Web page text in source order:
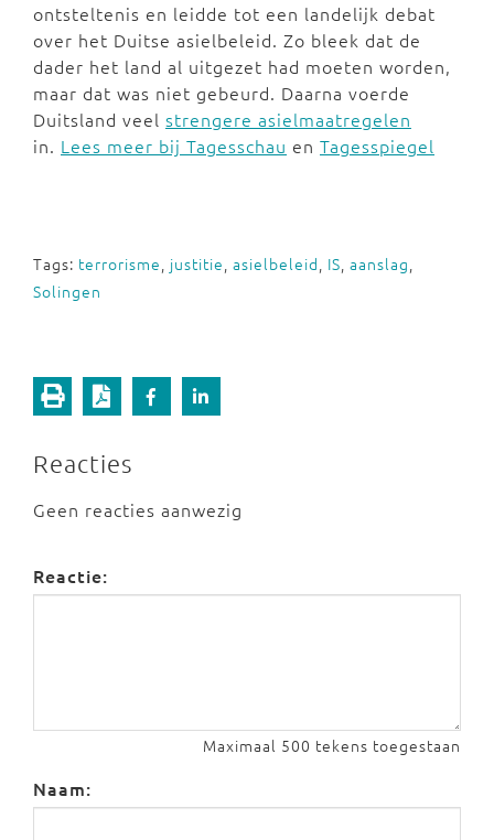
ontsteltenis en leidde tot een landelijk debat
over het Duitse asielbeleid. Zo bleek dat de
dader het land al uitgezet had moeten worden,
maar dat was niet gebeurd. Daarna voerde
Duitsland veel strengere asielmaatregelen
in. Lees meer bij Tagesschau en Tagesspiegel
Tags: terrorisme, justitie, asielbeleid, IS, aanslag,
Solingen
Reacties
Geen reacties aanwezig
Reactie:
Maximaal 500 tekens toegestaan
Naam: